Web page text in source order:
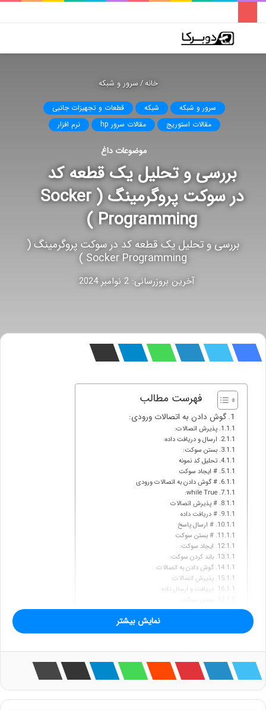
پوسته
فهرست
خانه/سرور و شبکه
سرور و شبکه شبکه
قطعات و تجهیزات جانبی
مقالات استوریج
مقالات سرور hp نرم افزار
موضوعات داغ
بررسی و تحلیل یک قطعه کد
در سوکت پروگرمینگ ( Socker
Programming )
بررسی و تحلیل یک قطعه کد در سوکت پروگرمینگ (
Socker Programming )
آخرین بروزرسانی: 2 نوامبر 2024
فهرست مطالب
گوش دادن به اتصالات ورودی:
پذیرش اتصالات:
ارسال و دریافت داده:
بستن سوکت:
تحلیل کد نمونه
# ایجاد سوکت
# گوش دادن به اتصالات ورودی
while True:
# پذیرش اتصالات
# دریافت داده
# ارسال پاسخ
# بستن سوکت
ایجاد سوکت:
باند کردن سوکت:
گوش دادن به اتصالات:
پذیرش اتصالات:
دریافت و ارسال داده:
نکات کلیدی در سوکت پروگرمینگ
2. استفاده از چند نخی (Multithreading)
3. استفاده از پروتکل‌های دیگر
# ایجاد سوکت UDP
while True:
نمایش بیشتر